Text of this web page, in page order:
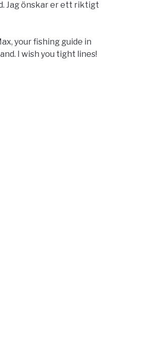
Jag önskar er ett riktigt
your fishing guide in
I wish you tight lines!